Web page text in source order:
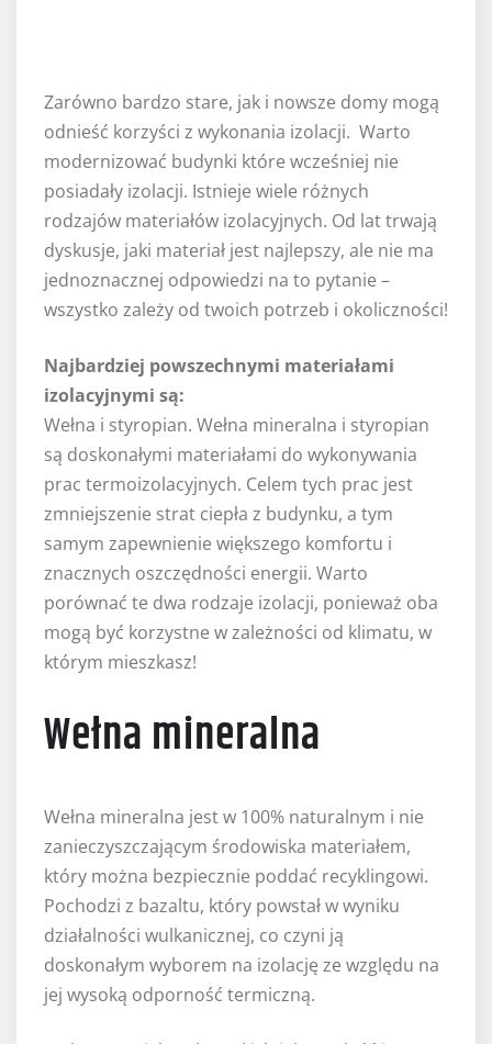
Zarówno bardzo stare, jak i nowsze domy mogą
odnieść korzyści z wykonania izolacji. Warto
modernizować budynki które wcześniej nie
posiadały izolacji. Istnieje wiele różnych
rodzajów materiałów izolacyjnych. Od lat trwają
dyskusje, jaki materiał jest najlepszy, ale nie ma
jednoznacznej odpowiedzi na to pytanie –
wszystko zależy od twoich potrzeb i okoliczności!
Najbardziej powszechnymi materiałami
izolacyjnymi są:
Wełna i styropian. Wełna mineralna i styropian
są doskonałymi materiałami do wykonywania
prac termoizolacyjnych. Celem tych prac jest
zmniejszenie strat ciepła z budynku, a tym
samym zapewnienie większego komfortu i
znacznych oszczędności energii. Warto
porównać te dwa rodzaje izolacji, ponieważ oba
mogą być korzystne w zależności od klimatu, w
którym mieszkasz!
Wełna mineralna
Wełna mineralna jest w 100% naturalnym i nie
zanieczyszczającym środowiska materiałem,
który można bezpiecznie poddać recyklingowi.
Pochodzi z bazaltu, który powstał w wyniku
działalności wulkanicznej, co czyni ją
doskonałym wyborem na izolację ze względu na
jej wysoką odporność termiczną.